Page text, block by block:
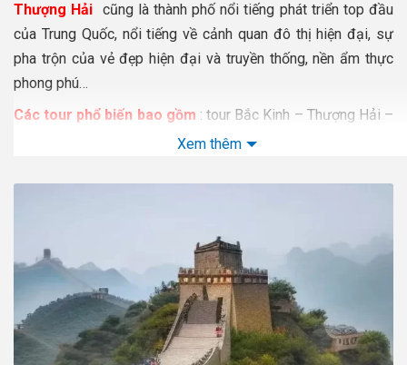
Thượng Hải cũng là thành phố nổi tiếng phát triển top đầu
của Trung Quốc, nổi tiếng về cảnh quan đô thị hiện đại, sự
pha trộn của vẻ đẹp hiện đại và truyền thống, nền ẩm thực
phong phú…
Các tour phổ biến bao gồm : tour Bắc Kinh – Thượng Hải –
Hàng Châu- Tô Châu, tour Thượng Hải – Hàng Châu – Ô Trấn,
Xem thêm